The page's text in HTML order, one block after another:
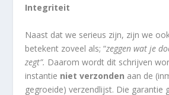
Integriteit
Naast dat we serieus zijn, zijn we
betekent zoveel als; “zeggen wat je
zegt”. Daarom wordt dit schrijven
instantie niet verzonden aan de
gegroeide) verzendlijst. Die garantie